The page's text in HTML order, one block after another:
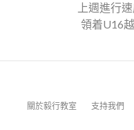
上週進行
領着U16
關於毅行教室 支持我們